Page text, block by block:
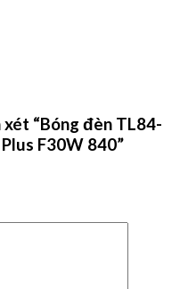
“Bóng đèn TL84-
F30W 840”